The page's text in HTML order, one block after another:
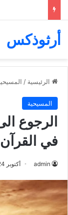
أرثوذكس
الرئيسية /
المسيحية
الرجوع
في القرآن
admin أكتوبر 24, 2018